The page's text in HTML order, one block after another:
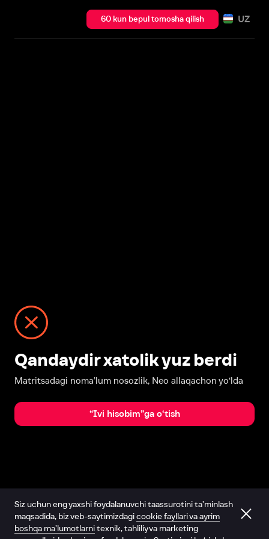
60 kun bepul tomosha qilish UZ
Qandaydir xatolik yuz berdi
Matritsadagi noma’lum nosozlik, Neo allaqachon yo‘lda
“Ivi hisobim”ga o‘tish
Siz uchun eng yaxshi foydalanuvchi taassurotini ta’minlash
maqsadida, biz veb-saytimizdagicookie fayllari va ayrim
boshqa ma’lumotlarnitexnik, tahliliy va marketing